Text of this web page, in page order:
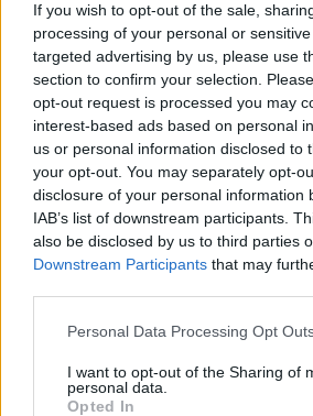
If you wish to opt-out of the sale,
processing of your personal or
targeted advertising by us, please use
section to confirm your selection.
opt-out request is processed you may
interest-based ads based on personal
us or personal information disclosed to
your opt-out. You may separately opt-
disclosure of your personal information
IAB’s list of downstream participants.
also be disclosed by us to third parties
Downstream Participants that may
Personal Data Processing Opt
I want to opt-out of the Sharing of
personal data.
Opted In
4.8.2026 12:52 ( ČTK)
Čech
vypouštějí krávy, ovce či koně na pastviny
vedrech je nechávají uvnitř chladnějších
neroste na loukách tráva a zemědělci musí
zásobami sena na zimu. Vysychají zdroje
její dopravu i na elektřinu na ochlazování
V Japonsku, které bojuje s
tři lvice, píše BBC News
4.8.2026 12:42 ( ČTK
Diskuse: 2
Tři